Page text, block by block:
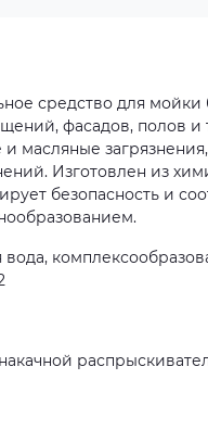
средство для мойки
фасадов, полов
масляные
Изготовлен из
безопасность и